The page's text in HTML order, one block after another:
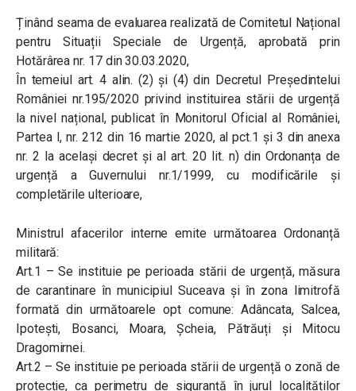
Ținând seama de evaluarea realizată de Comitetul Național
pentru Situații Speciale de Urgență, aprobată prin
Hotărârea nr. 17 din 30.03.2020,
În temeiul art. 4 alin. (2) și (4) din Decretul Președintelui
României nr.195/2020 privind instituirea stării de urgență
la nivel național, publicat în Monitorul Oficial al României,
Partea I, nr. 212 din 16 martie 2020, al pct.1 și 3 din anexa
nr. 2 la același decret și al art. 20 lit. n) din Ordonanța de
urgență a Guvernului nr.1/1999, cu modificările și
completările ulterioare,
Ministrul afacerilor interne emite următoarea Ordonanță
militară:
Art.1 – Se instituie pe perioada stării de urgență, măsura
de carantinare în municipiul Suceava și în zona limitrofă
formată din următoarele opt comune: Adâncata, Salcea,
Ipotești, Bosanci, Moara, Șcheia, Pătrăuți și Mitocu
Dragomirnei.
Art.2 – Se instituie pe perioada stării de urgență o zonă de
protecție, ca perimetru de siguranță în jurul localităților